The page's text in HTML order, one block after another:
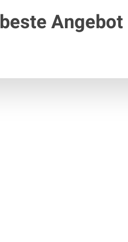
beste Angebot